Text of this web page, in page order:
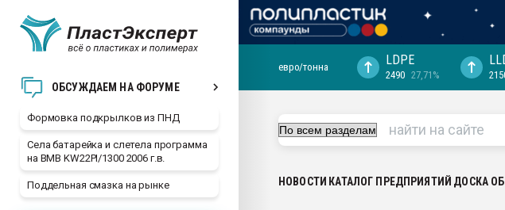
ОБСУЖДАЕМ НА ФОРУМЕ
Формовка подкрылков из ПНД
Села батарейка и слетела программа
на BMB KW22PI/1300 2006 г.в.
Поддельная смазка на рынке
29.07.2026 ФРП помог "Ижевскому
евро/тонна LDPE
2490 27,71%
НОВОСТИ КАТАЛОГ ПРЕДПРИЯТИЙ ДОСКА